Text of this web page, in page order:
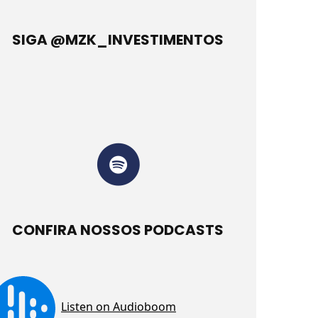
SIGA @MZK_INVESTIMENTOS
CONFIRA NOSSOS PODCASTS